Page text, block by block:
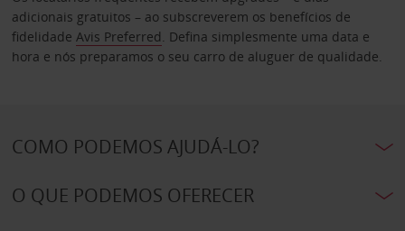
adicionais gratuitos – ao subscreverem os benefícios de
fidelidade Avis Preferred. Defina simplesmente uma data e
hora e nós preparamos o seu carro de aluguer de qualidade.
COMO PODEMOS AJUDÁ-LO?
O QUE PODEMOS OFERECER